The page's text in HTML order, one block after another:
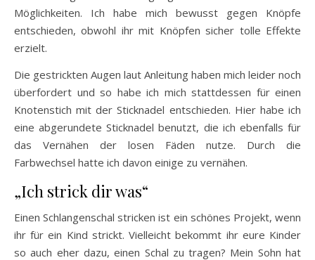
Möglichkeiten. Ich habe mich bewusst gegen Knöpfe
entschieden, obwohl ihr mit Knöpfen sicher tolle Effekte
erzielt.
Die gestrickten Augen laut Anleitung haben mich leider noch
überfordert und so habe ich mich stattdessen für einen
Knotenstich mit der Sticknadel entschieden. Hier habe ich
eine abgerundete Sticknadel benutzt, die ich ebenfalls für
das Vernähen der losen Fäden nutze. Durch die
Farbwechsel hatte ich davon einige zu vernähen.
„Ich strick dir was“
Einen Schlangenschal stricken ist ein schönes Projekt, wenn
ihr für ein Kind strickt. Vielleicht bekommt ihr eure Kinder
so auch eher dazu, einen Schal zu tragen? Mein Sohn hat